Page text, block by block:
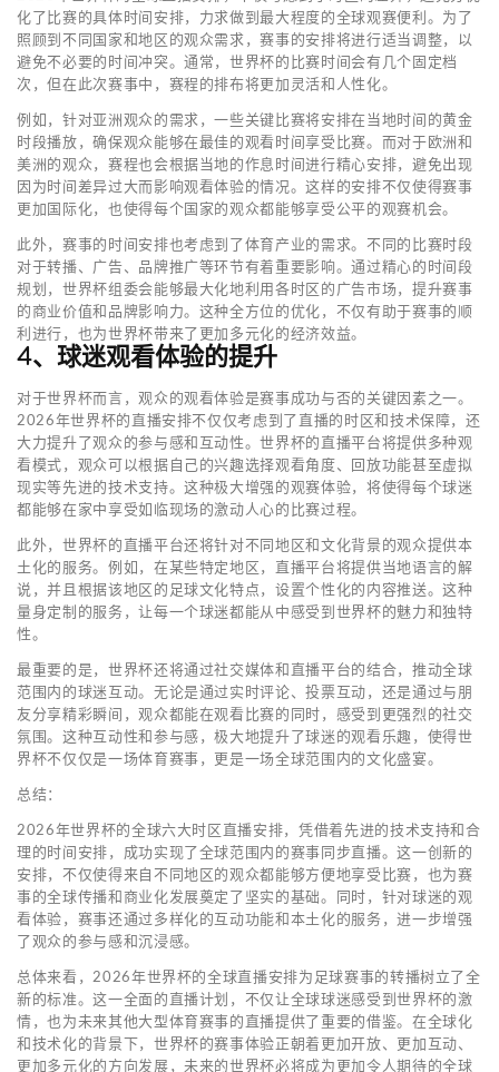
化了比赛的具体时间安排，力求做到最大程度的全球观赛便利。为了
照顾到不同国家和地区的观众需求，赛事的安排将进行适当调整，以
避免不必要的时间冲突。通常，世界杯的比赛时间会有几个固定档
次，但在此次赛事中，赛程的排布将更加灵活和人性化。
例如，针对亚洲观众的需求，一些关键比赛将安排在当地时间的黄金
时段播放，确保观众能够在最佳的观看时间享受比赛。而对于欧洲和
美洲的观众，赛程也会根据当地的作息时间进行精心安排，避免出现
因为时间差异过大而影响观看体验的情况。这样的安排不仅使得赛事
更加国际化，也使得每个国家的观众都能够享受公平的观赛机会。
此外，赛事的时间安排也考虑到了体育产业的需求。不同的比赛时段
对于转播、广告、品牌推广等环节有着重要影响。通过精心的时间段
规划，世界杯组委会能够最大化地利用各时区的广告市场，提升赛事
的商业价值和品牌影响力。这种全方位的优化，不仅有助于赛事的顺
利进行，也为世界杯带来了更加多元化的经济效益。
4、球迷观看体验的提升
对于世界杯而言，观众的观看体验是赛事成功与否的关键因素之一。
2026年世界杯的直播安排不仅仅考虑到了直播的时区和技术保障，还
大力提升了观众的参与感和互动性。世界杯的直播平台将提供多种观
看模式，观众可以根据自己的兴趣选择观看角度、回放功能甚至虚拟
现实等先进的技术支持。这种极大增强的观赛体验，将使得每个球迷
都能够在家中享受如临现场的激动人心的比赛过程。
此外，世界杯的直播平台还将针对不同地区和文化背景的观众提供本
土化的服务。例如，在某些特定地区，直播平台将提供当地语言的解
说，并且根据该地区的足球文化特点，设置个性化的内容推送。这种
量身定制的服务，让每一个球迷都能从中感受到世界杯的魅力和独特
性。
最重要的是，世界杯还将通过社交媒体和直播平台的结合，推动全球
范围内的球迷互动。无论是通过实时评论、投票互动，还是通过与朋
友分享精彩瞬间，观众都能在观看比赛的同时，感受到更强烈的社交
氛围。这种互动性和参与感，极大地提升了球迷的观看乐趣，使得世
界杯不仅仅是一场体育赛事，更是一场全球范围内的文化盛宴。
总结：
2026年世界杯的全球六大时区直播安排，凭借着先进的技术支持和合
理的时间安排，成功实现了全球范围内的赛事同步直播。这一创新的
安排，不仅使得来自不同地区的观众都能够方便地享受比赛，也为赛
事的全球传播和商业化发展奠定了坚实的基础。同时，针对球迷的观
看体验，赛事还通过多样化的互动功能和本土化的服务，进一步增强
了观众的参与感和沉浸感。
总体来看，2026年世界杯的全球直播安排为足球赛事的转播树立了全
新的标准。这一全面的直播计划，不仅让全球球迷感受到世界杯的激
情，也为未来其他大型体育赛事的直播提供了重要的借鉴。在全球化
和技术化的背景下，世界杯的赛事体验正朝着更加开放、更加互动、
更加多元化的方向发展，未来的世界杯必将成为更加令人期待的全球